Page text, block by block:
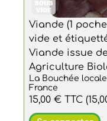
Viande (1
vide et
Viande issue
Agriculture
La Bouchée locale
France
15,00 € TTC